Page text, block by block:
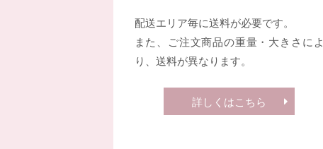
配送エリア毎に送料が必要です。
また、ご注文商品の重量・大きさによ
り、送料が異なります。
詳しくはこちら